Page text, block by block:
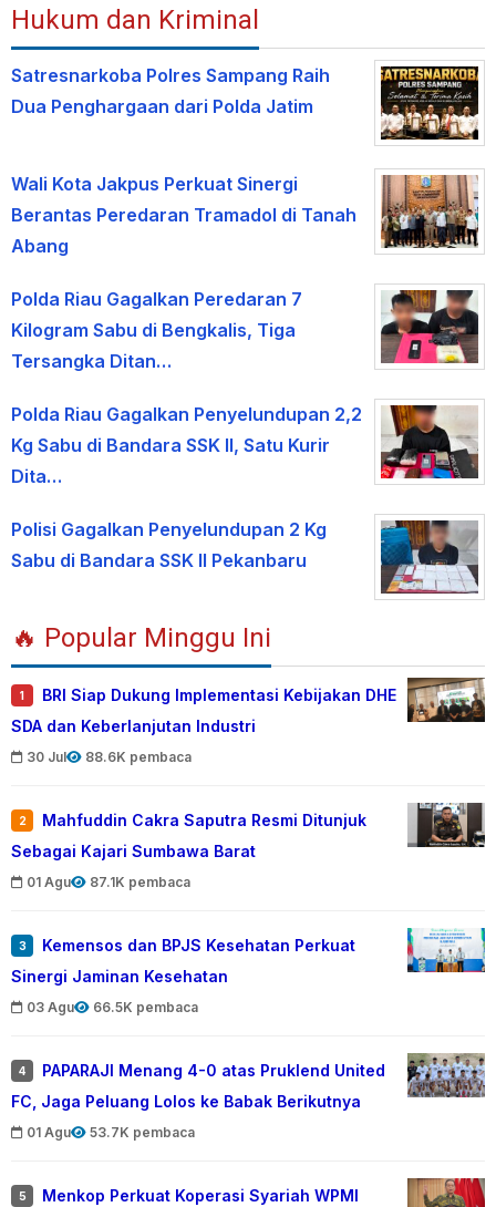
Hukum dan Kriminal
Satresnarkoba Polres Sampang Raih
Dua Penghargaan dari Polda Jatim
Wali Kota Jakpus Perkuat Sinergi
Berantas Peredaran Tramadol di Tanah
Abang
Polda Riau Gagalkan Peredaran 7
Kilogram Sabu di Bengkalis, Tiga
Tersangka Ditan…
Polda Riau Gagalkan Penyelundupan 2,2
Kg Sabu di Bandara SSK II, Satu Kurir
Dita…
Polisi Gagalkan Penyelundupan 2 Kg
Sabu di Bandara SSK II Pekanbaru
🔥 Popular Minggu Ini
1
BRI Siap Dukung Implementasi Kebijakan DHE
SDA dan Keberlanjutan Industri
30 Jul 88.6K pembaca
2
Mahfuddin Cakra Saputra Resmi Ditunjuk
Sebagai Kajari Sumbawa Barat
01 Agu 87.1K pembaca
3
Kemensos dan BPJS Kesehatan Perkuat
Sinergi Jaminan Kesehatan
03 Agu 66.5K pembaca
4
PAPARAJI Menang 4-0 atas Pruklend United
FC, Jaga Peluang Lolos ke Babak Berikutnya
01 Agu 53.7K pembaca
5 Menkop Perkuat Koperasi Syariah WPMI